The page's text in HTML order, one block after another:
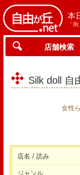
本
「
店舗検索
Silk doll 自
女性
店名 / 読み
ジャンル